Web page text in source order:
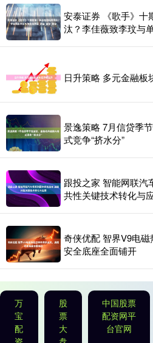
安泰证券 《歌手》十
汰？李佳薇致李玟与
日升策略 多元金融板
景逸策略 7月信贷季
式竞争“挤水分”
跟投之家 智能网联汽
共性关键技术转化与
奇侠优配 智界V9电
安全底座全面铺开
万
宝
配
股
票
大
中国股票
配资网平
台官网